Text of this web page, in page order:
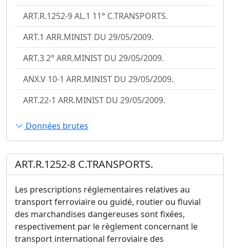
ART.R.1252-9 AL.1 11° C.TRANSPORTS.
ART.1 ARR.MINIST DU 29/05/2009.
ART.3 2° ARR.MINIST DU 29/05/2009.
ANX.V 10-1 ARR.MINIST DU 29/05/2009.
ART.22-1 ARR.MINIST DU 29/05/2009.
Données brutes
ART.R.1252-8 C.TRANSPORTS.
Les prescriptions réglementaires relatives au
transport ferroviaire ou guidé, routier ou fluvial
des marchandises dangereuses sont fixées,
respectivement par le règlement concernant le
transport international ferroviaire des